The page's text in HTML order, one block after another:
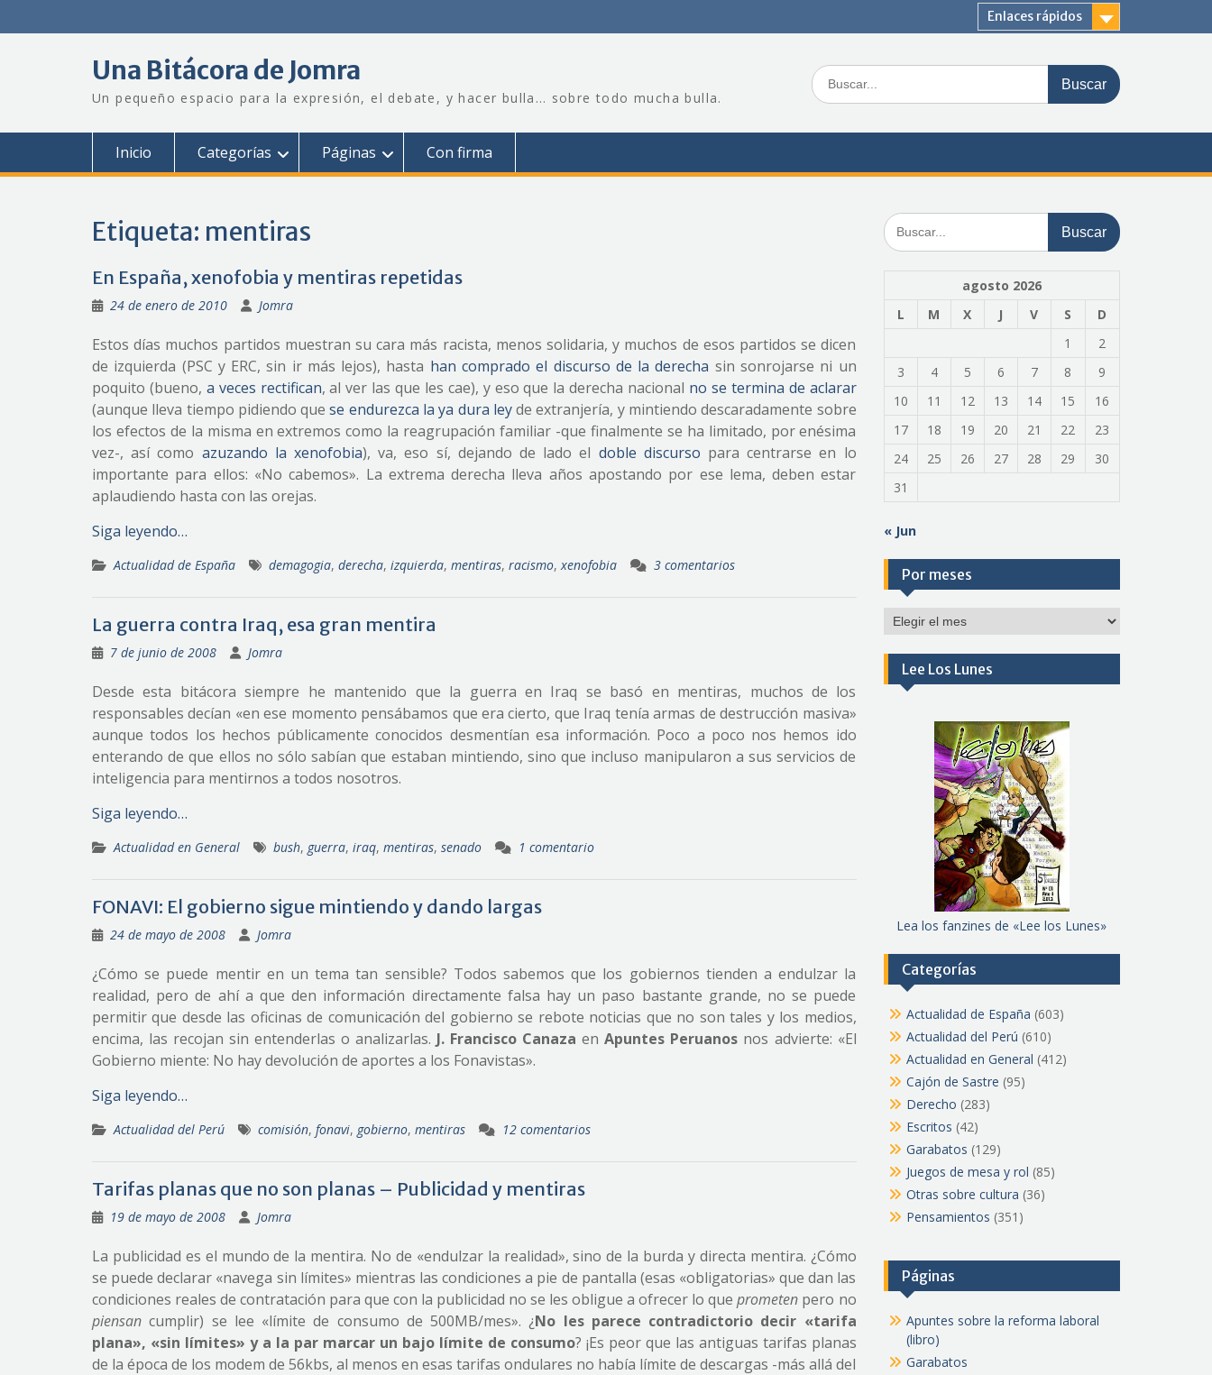
Enlaces rápidos
Una Bitácora de Jomra
Un pequeño espacio para la expresión, el debate, y hacer bulla… sobre todo mucha bulla.
Buscar:
Inicio Categorías Páginas Con firma
Etiqueta: mentiras
En España, xenofobia y mentiras repetidas
24 de enero de 2010 Jomra
Estos días muchos partidos muestran su cara más racista, menos solidaria, y muchos de esos partidos se dicen
de izquierda (PSC y ERC, sin ir más lejos), hasta han comprado el discurso de la derecha sin sonrojarse ni un
poquito (bueno, a veces rectifican, al ver las que les cae), y eso que la derecha nacional no se termina de aclarar
(aunque lleva tiempo pidiendo quese endurezca la ya dura leyde extranjería, y mintiendo descaradamente sobre
los efectos de la misma en extremos como la reagrupación familiar -que finalmente se ha limitado, por enésima
vez-, así como azuzando la xenofobia), va, eso sí, dejando de lado el doble discurso para centrarse en lo
importante para ellos: «No cabemos». La extrema derecha lleva años apostando por ese lema, deben estar
aplaudiendo hasta con las orejas.
Siga leyendo…
Actualidad de España demagogia, derecha, izquierda, mentiras, racismo,xenofobia 3 comentarios
La guerra contra Iraq, esa gran mentira
7 de junio de 2008 Jomra
Desde esta bitácora siempre he mantenido que la guerra en Iraq se basó en mentiras, muchos de los
responsables decían «en ese momento pensábamos que era cierto, que Iraq tenía armas de destrucción masiva»
aunque todos los hechos públicamente conocidos desmentían esa información. Poco a poco nos hemos ido
enterando de que ellos no sólo sabían que estaban mintiendo, sino que incluso manipularon a sus servicios de
inteligencia para mentirnos a todos nosotros.
Siga leyendo…
Actualidad en General bush, guerra, iraq, mentiras, senado 1 comentario
FONAVI: El gobierno sigue mintiendo y dando largas
24 de mayo de 2008 Jomra
¿Cómo se puede mentir en un tema tan sensible? Todos sabemos que los gobiernos tienden a endulzar la
realidad, pero de ahí a que den información directamente falsa hay un paso bastante grande, no se puede
permitir que desde las oficinas de comunicación del gobierno se rebote noticias que no son tales y los medios,
encima, las recojan sin entenderlas o analizarlas. J. Francisco Canaza enApuntes Peruanos nos advierte: «El
Gobierno miente: No hay devolución de aportes a los Fonavistas».
Siga leyendo…
Actualidad del Perú comisión, fonavi, gobierno, mentiras 12 comentarios
Tarifas planas que no son planas – Publicidad y mentiras
19 de mayo de 2008 Jomra
La publicidad es el mundo de la mentira. No de «endulzar la realidad», sino de la burda y directa mentira. ¿Cómo
se puede declarar «navega sin límites» mientras las condiciones a pie de pantalla (esas «obligatorias» que dan las
condiciones reales de contratación para que con la publicidad no se les obligue a ofrecer lo queprometen pero no
piensan cumplir) se lee «límite de consumo de 500MB/mes». ¿No les parece contradictorio decir «tarifa
plana», «sin límites» y a la par marcar un bajo límite de consumo? ¡Es peor que las antiguas tarifas planas
de la época de los modem de 56kbs, al menos en esas tarifas ondulares no había límite de descargas -más allá del
Buscar:
agosto 2026
L
M X J V S
D
1
2
3
4 5 6 7 8
9
10
11 12 13 14 15
16
17
18 19 20 21 22
23
24
25 26 27 28 29
30
31
« Jun
Por meses
Por
Lee Los Lunes
Lea los fanzines de «Lee los Lunes»
Categorías
Actualidad de España (603)
Actualidad del Perú (610)
Actualidad en General (412)
Cajón de Sastre (95)
Derecho (283)
Escritos (42)
Garabatos (129)
Juegos de mesa y rol (85)
Otras sobre cultura (36)
Pensamientos (351)
Páginas
Apuntes sobre la reforma laboral
(libro)
Garabatos